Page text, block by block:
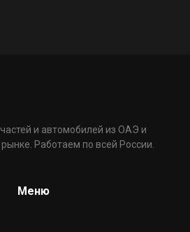
и автомобилей из ОАЭ и
Работаем по всей России.
Меню